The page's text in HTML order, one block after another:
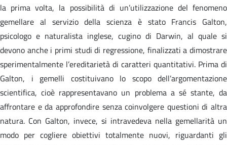
la prima volta, la possibilità di un’utilizzazione del fenomeno
gemellare al servizio della scienza è stato Francis Galton,
psicologo e naturalista inglese, cugino di Darwin, al quale si
devono anche i primi studi di regressione, finalizzati a dimostrare
sperimentalmente l’ereditarietà di caratteri quantitativi. Prima di
Galton, i gemelli costituivano lo scopo dell’argomentazione
scientifica, cioè rappresentavano un problema a sé stante, da
affrontare e da approfondire senza coinvolgere questioni di altra
natura. Con Galton, invece, si intravedeva nella gemellarità un
modo per cogliere obiettivi totalmente nuovi, riguardanti gli